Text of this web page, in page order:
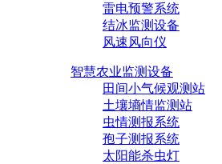
雷电预警系统
结冰监测设备
风速风向仪
智慧农业监测设备
田间小气候观测站
土壤墒情监测站
虫情测报系统
孢子测报系统
太阳能杀虫灯